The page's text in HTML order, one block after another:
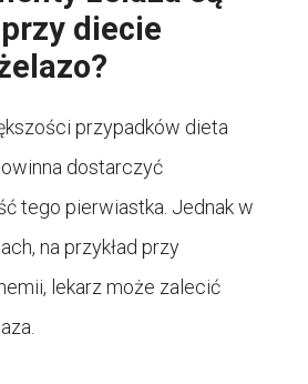
diecie
przypadków dieta
dostarczyć
tego pierwiastka. Jednak w
na przykład przy
lekarz może zalecić